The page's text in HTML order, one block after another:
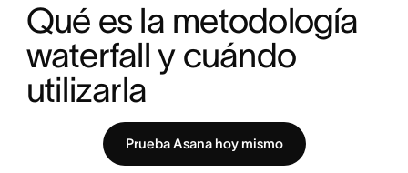
Qué es la metodología
waterfall y cuándo
utilizarla
Prueba Asana hoy mismo